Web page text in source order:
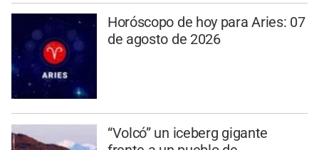
Horóscopo de hoy para Aries: 07
de agosto de 2026
“Volcó” un iceberg gigante